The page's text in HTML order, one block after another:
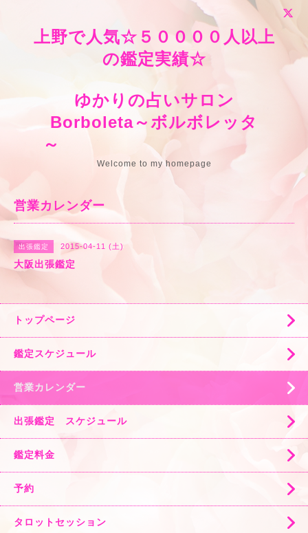
上野で人気☆５００００人以上
の鑑定実績☆
ゆかりの占いサロン
Borboleta～ボルボレッタ
～
Welcome to my homepage
営業カレンダー
出張鑑定 2015-04-11 (土)
大阪出張鑑定
トップページ
鑑定スケジュール
営業カレンダー
出張鑑定 スケジュール
鑑定料金
予約
タロットセッション